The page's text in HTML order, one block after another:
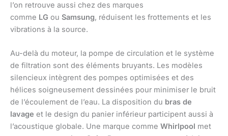
l’on retrouve aussi chez des marques
comme LG ou Samsung, réduisent les frottements et les
vibrations à la source.
Au-delà du moteur, la pompe de circulation et le système
de filtration sont des éléments bruyants. Les modèles
silencieux intègrent des pompes optimisées et des
hélices soigneusement dessinées pour minimiser le bruit
de l’écoulement de l’eau. La disposition du bras de
lavage et le design du panier inférieur participent aussi à
l’acoustique globale. Une marque comme Whirlpool met